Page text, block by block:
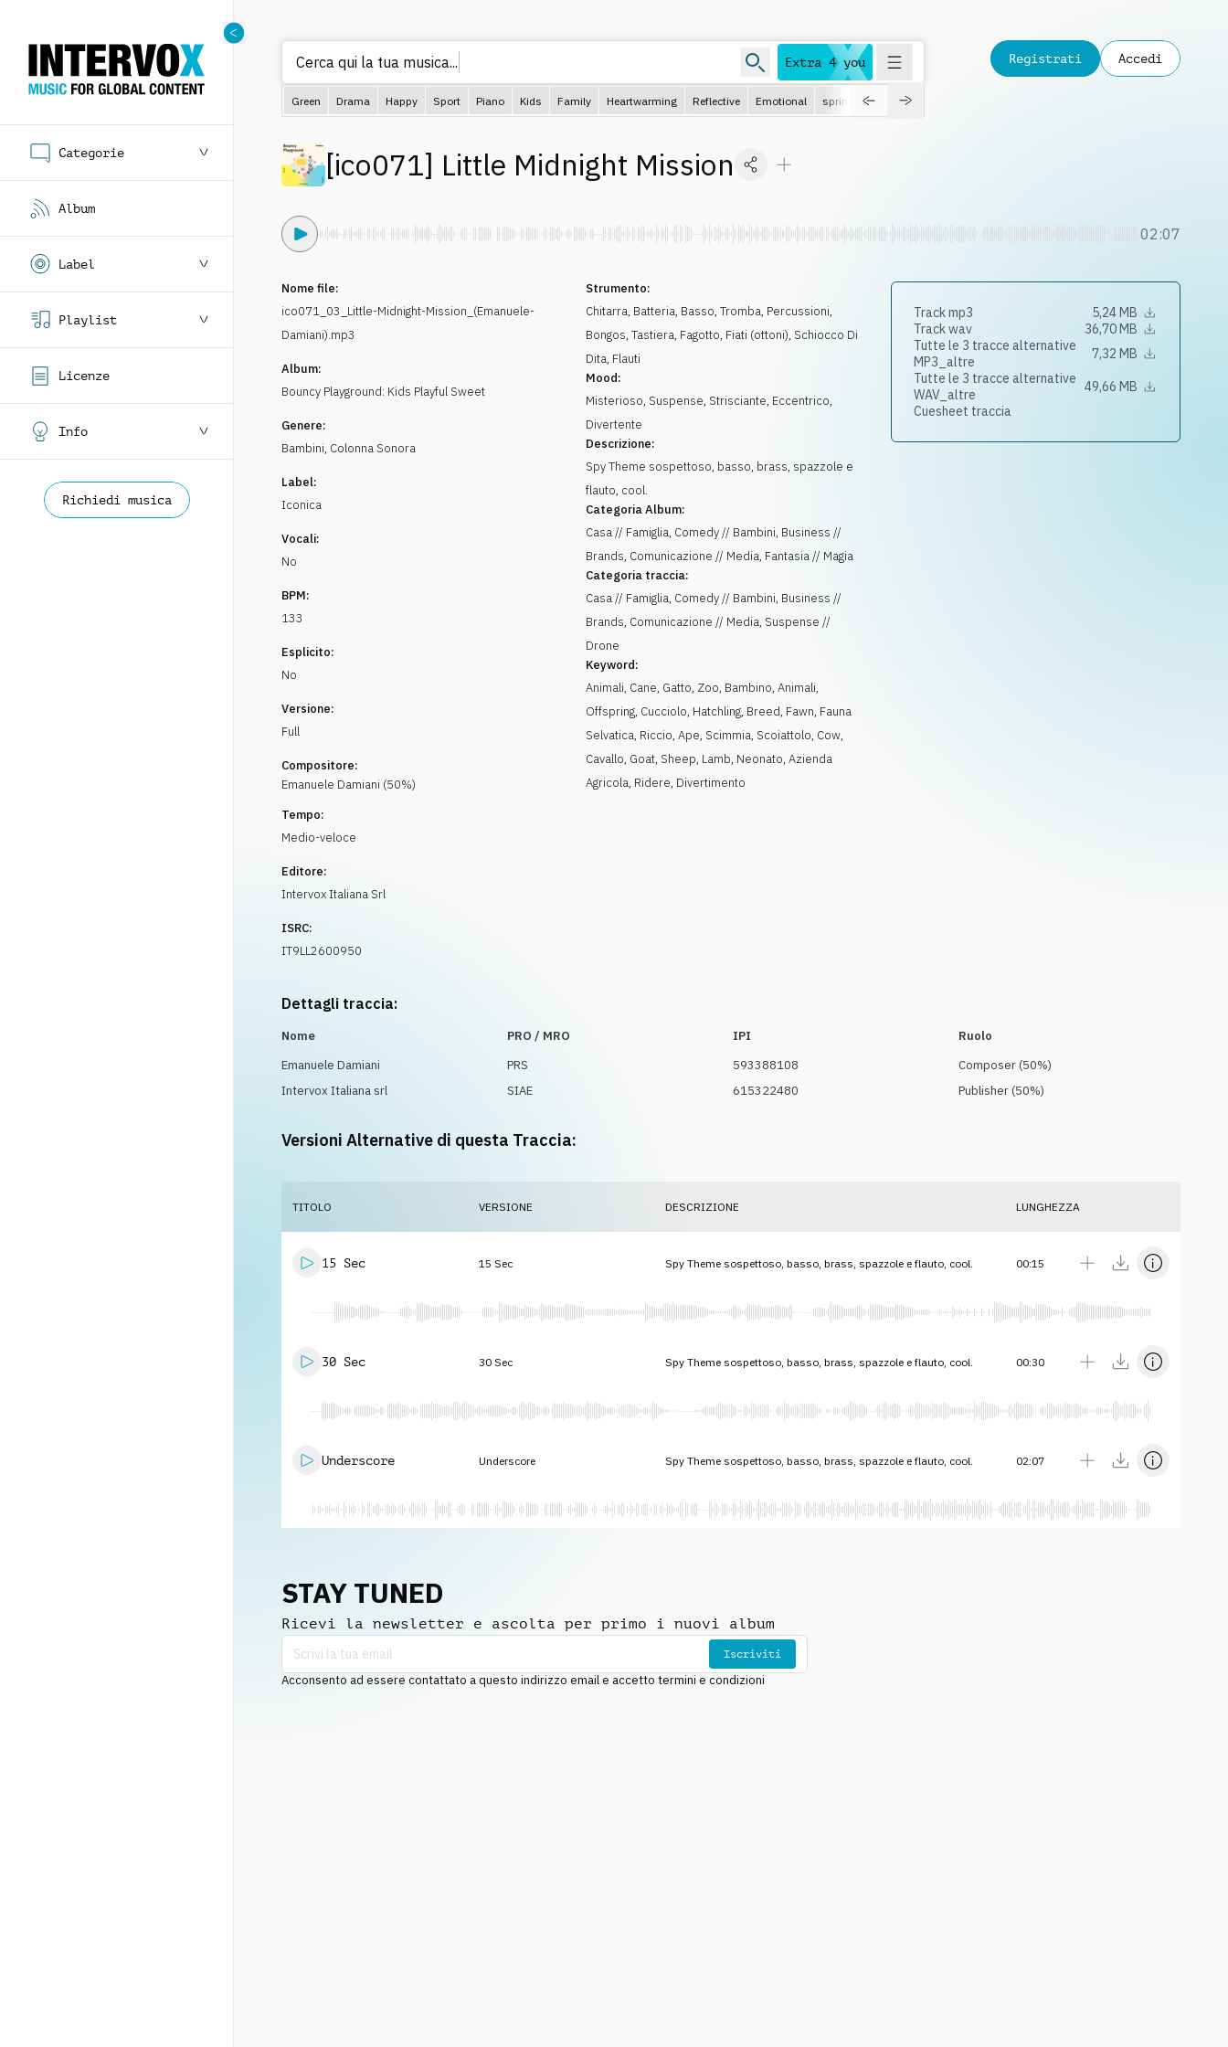
Categorie
Album
Label
Playlist
Licenze
Info
Richiedi musica
Extra 4 you
Cerca qui la tua musica...
Green Drama Happy Sport Piano Kids Family Heartwarming Reflective Emotional spring
Registrati Accedi
[ico071] Little Midnight Mission
02:07
Nome file:
ico071_03_Little-Midnight-Mission_(Emanuele-
Damiani).mp3
Album:
Bouncy Playground: Kids Playful Sweet
Genere:
Bambini, Colonna Sonora
Label:
Iconica
Vocali:
No
BPM:
133
Esplicito:
No
Versione:
Full
Compositore:
Emanuele Damiani (50%)
Tempo:
Medio-veloce
Editore:
Intervox Italiana Srl
ISRC:
IT9LL2600950
Strumento:
Chitarra, Batteria, Basso,Tromba, Percussioni,
Bongos,Tastiera, Fagotto, Fiati (ottoni), Schiocco Di
Dita, Flauti
Mood:
Misterioso, Suspense, Strisciante, Eccentrico,
Divertente
Descrizione:
Spy Theme sospettoso, basso, brass, spazzole e
flauto, cool.
Categoria Album:
Casa // Famiglia, Comedy // Bambini, Business //
Brands, Comunicazione // Media, Fantasia // Magia
Categoria traccia:
Casa // Famiglia, Comedy // Bambini, Business //
Brands, Comunicazione // Media, Suspense //
Drone
Keyword:
Animali, Cane, Gatto, Zoo, Bambino,Animali,
Offspring, Cucciolo, Hatchling, Breed, Fawn, Fauna
Selvatica, Riccio,Ape, Scimmia, Scoiattolo, Cow,
Cavallo, Goat, Sheep, Lamb, Neonato,Azienda
Agricola, Ridere, Divertimento
Track mp3
5,24 MB
Track wav
36,70 MB
Tutte le 3 tracce alternative
MP3_altre
7,32 MB
Tutte le 3 tracce alternative
WAV_altre
49,66 MB
Cuesheet traccia
Dettagli traccia:
Nome PRO / MRO IPI
Ruolo
Emanuele Damiani
PRS 593388108 Composer(50%)
Intervox Italiana srl
SIAE 615322480 Publisher(50%)
Versioni Alternative di questa Traccia:
TITOLO VERSIONE DESCRIZIONE LUNGHEZZA
15 Sec 15 Sec Spy Theme sospettoso, basso, brass, spazzole e flauto, cool. 00:15
30 Sec 30 Sec Spy Theme sospettoso, basso, brass, spazzole e flauto, cool. 00:30
Underscore Underscore Spy Theme sospettoso, basso, brass, spazzole e flauto, cool. 02:07
STAY TUNED
Ricevi la newsletter e ascolta per primo i nuovi album
Iscriviti
Acconsento ad essere contattato a questo indirizzo email e accetto termini e condizioni